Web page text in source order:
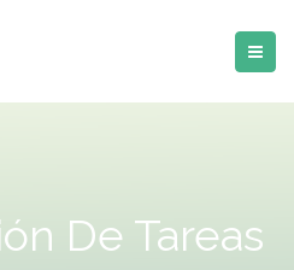
De Tareas